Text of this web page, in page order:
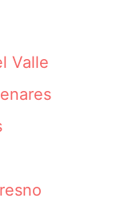
Valle